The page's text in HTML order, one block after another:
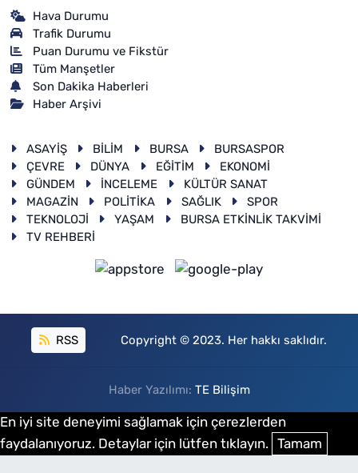
Hava Durumu
Trafik Durumu
Puan Durumu ve Fikstür
Tüm Manşetler
Son Dakika Haberleri
Haber Arşivi
ASAYİŞ BİLİM BURSA
BURSASPOR
ÇEVRE
DÜNYA EĞİTİM
EKONOMİ
GÜNDEM
İNCELEME
KÜLTÜR SANAT
MAGAZİN
POLİTİKA SAĞLIK
SPOR
TEKNOLOJİ
YAŞAM
BURSA ETKİNLİK TAKVİMİ
TV REHBERİ
RSS Copyright © 2023. Her hakkı saklıdır.
Haber Yazılımı: TE Bilişim
En iyi site deneyimi sağlamak için çerezlerden
faydalanıyoruz. Detaylar için lütfen tıklayın. Tamam